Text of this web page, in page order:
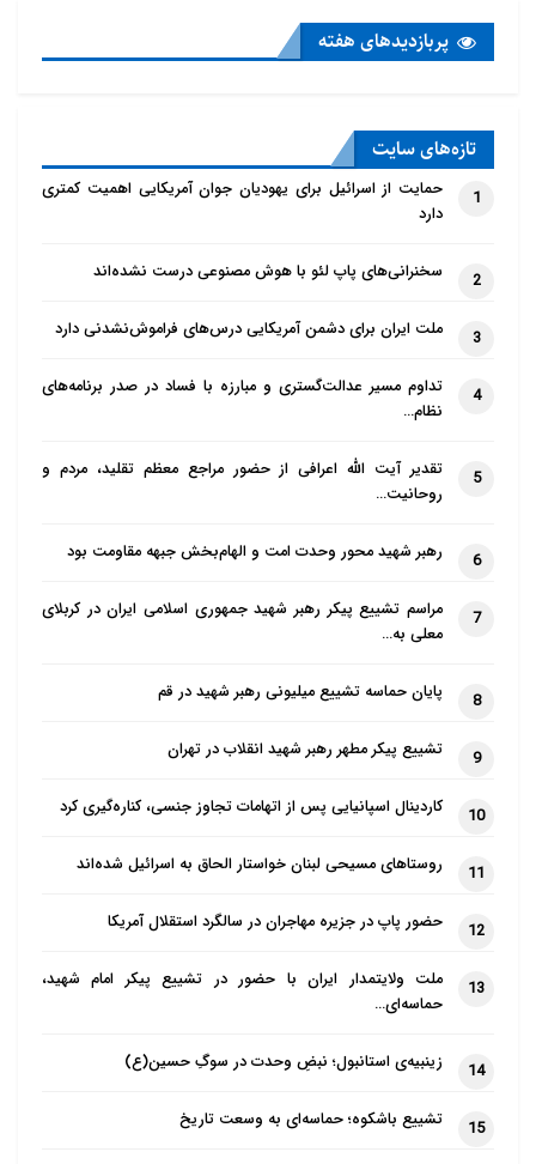
پربازدید‌های هفته
تازه‌‌های سایت
1
حمایت از اسرائیل برای یهودیان جوان آمریکایی اهمیت کمتری
دارد
2 سخنرانی‌های پاپ لئو با هوش مصنوعی درست نشده‌اند
3 ملت ایران برای دشمن آمریکایی درس‌های فراموش‌نشدنی دارد
4
تداوم مسیر عدالت‌گستری و مبارزه با فساد در صدر برنامه‌های
نظام…
5
تقدیر آیت الله اعرافی از حضور مراجع معظم تقلید، مردم و
روحانیت…
6 رهبر شهید محور وحدت امت و الهام‌بخش جبهه مقاومت بود
7
مراسم تشییع پیکر رهبر شهید جمهوری اسلامی ایران در کربلای
معلی به…
8 پایان حماسه تشییع میلیونی رهبر شهید در قم
9 تشییع پیکر مطهر رهبر شهید انقلاب در تهران
10 کاردینال اسپانیایی پس از اتهامات تجاوز جنسی، کناره‌گیری کرد
11 روستاهای مسیحی لبنان خواستار الحاق به اسرائیل شده‌اند
12 حضور پاپ در جزیره مهاجران در سالگرد استقلال آمریکا
13
ملت ولایتمدار ایران با حضور در تشییع پیکر امام شهید،
حماسه‌ای…
14 زینبیه‌ی استانبول؛ نبضِ وحدت در سوگِ حسین(ع)
15 تشییع باشکوه؛ حماسه‌ای به وسعت تاریخ